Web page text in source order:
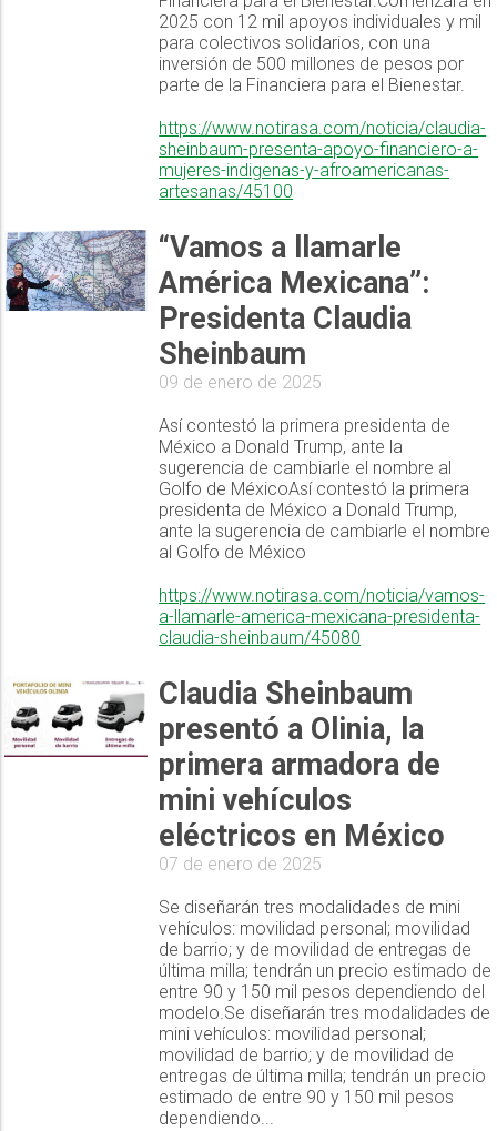
2025 con 12 mil apoyos individuales y mil
para colectivos solidarios, con una
inversión de 500 millones de pesos por
parte de la Financiera para el Bienestar.
https://www.notirasa.com/noticia/claudia-
sheinbaum-presenta-apoyo-financiero-a-
mujeres-indigenas-y-afroamericanas-
artesanas/45100
“Vamos a llamarle
América Mexicana”:
Presidenta Claudia
Sheinbaum
09 de enero de 2025
Así contestó la primera presidenta de
México a Donald Trump, ante la
sugerencia de cambiarle el nombre al
Golfo de MéxicoAsí contestó la primera
presidenta de México a Donald Trump,
ante la sugerencia de cambiarle el nombre
al Golfo de México
https://www.notirasa.com/noticia/vamos-
a-llamarle-america-mexicana-presidenta-
claudia-sheinbaum/45080
Claudia Sheinbaum
presentó a Olinia, la
primera armadora de
mini vehículos
eléctricos en México
07 de enero de 2025
Se diseñarán tres modalidades de mini
vehículos: movilidad personal; movilidad
de barrio; y de movilidad de entregas de
última milla; tendrán un precio estimado de
entre 90 y 150 mil pesos dependiendo del
modelo.Se diseñarán tres modalidades de
mini vehículos: movilidad personal;
movilidad de barrio; y de movilidad de
entregas de última milla; tendrán un precio
estimado de entre 90 y 150 mil pesos
dependiendo...